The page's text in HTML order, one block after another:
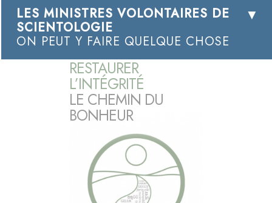
LES MINISTRES VOLONTAIRES DE
SCIENTOLOGIE
ON PEUT Y FAIRE QUELQUE CHOSE
RESTAURER
L’INTÉGRITÉ
LE CHEMIN DU
BONHEUR